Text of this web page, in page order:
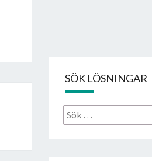
SÖK LÖSNINGAR
Sök
efter: